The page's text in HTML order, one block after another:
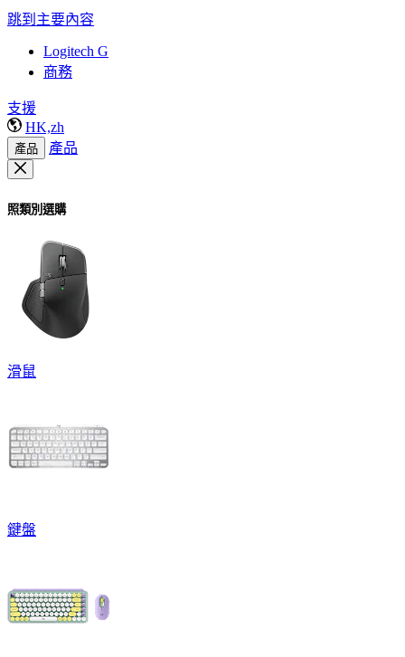
跳到主要內容
Logitech G
商務
支援
HK,zh
產品 產品
照類別選購
滑鼠
鍵盤